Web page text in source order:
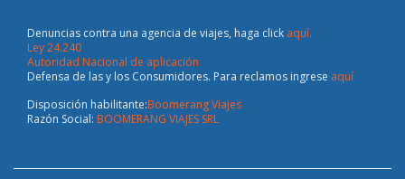
Denuncias contra una agencia de viajes, haga click aquí.
Ley 24.240
Autoridad Nacional de aplicación
Defensa de las y los Consumidores. Para reclamos ingrese aquí
Disposición habilitante:Boomerang Viajes
Razón Social: BOOMERANG VIAJES SRL